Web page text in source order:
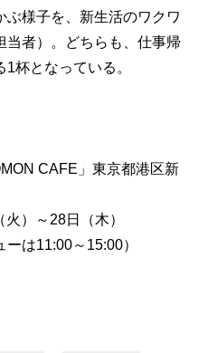
ぶ様子を、新生活のワクワ
当者）。どちらも、仕事帰
杯となっている。
CAFE」東京都港区新
）～28日（木）
は11:00～15:00）